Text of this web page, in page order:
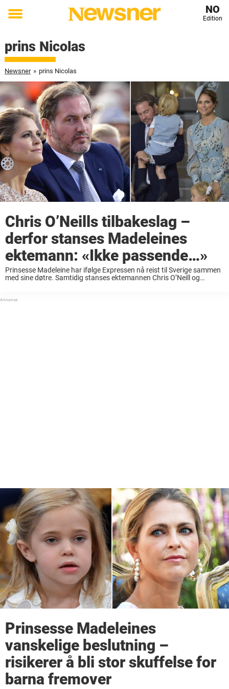
Toggle
NO
Edition
prins Nicolas
Newsner » prins Nicolas
Chris O’Neills tilbakeslag –
derfor stanses Madeleines
ektemann: «Ikke passende…»
Prinsesse Madeleine har ifølge Expressen nå reist til Sverige sammen
med sine døtre. Samtidig stanses ektemannen Chris O’Neill og
Prinsesse Madeleines
vanskelige beslutning –
risikerer å bli stor skuffelse for
barna fremover